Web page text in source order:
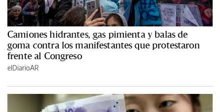
Camiones hidrantes, gas pimienta y balas de
goma contra los manifestantes que protestaron
frente al Congreso
elDiarioAR